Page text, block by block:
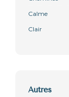
Calme
Clair
Autres